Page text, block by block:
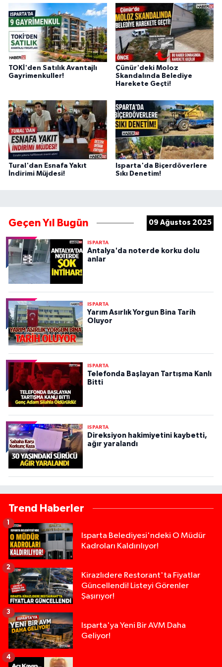
TOKİ'den Satılık Avantajlı
Gayrimenkuller!
Çünür'deki Moloz
Skandalında Belediye
Harekete Geçti!
Tural'dan Esnafa Yakıt
İndirimi Müjdesi!
Isparta'da Biçerdöverlere
Sıkı Denetim!
Geçen Yıl Bugün 09 Ağustos 2025
ISPARTA
Antalya'da noterde korku dolu
anlar
ISPARTA
Yarım Asırlık Yorgun Bina Tarih
Oluyor
ISPARTA
Telefonda Başlayan Tartışma Kanlı
Bitti
ISPARTA
Direksiyon hakimiyetini kaybetti,
ağır yaralandı
Trend Haberler
Isparta Belediyesi'ndeki O Müdür
Kadroları Kaldırılıyor!
1
Kirazlıdere Restorant'ta Fiyatlar
Güncellendi! Listeyi Görenler
Şaşırıyor!
2
Isparta'ya Yeni Bir AVM Daha
Geliyor!
3
4